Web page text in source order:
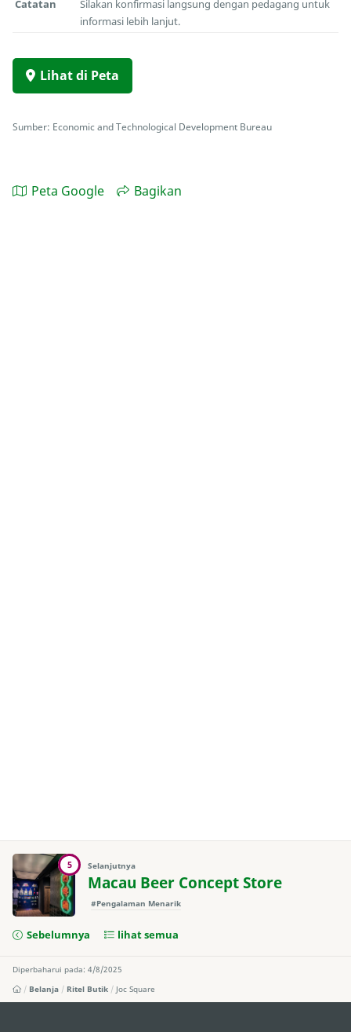
Catatan
Silakan konfirmasi langsung dengan pedagang untuk
informasi lebih lanjut.
Lihat di Peta
Sumber: Economic and Technological Development Bureau
Peta Google Bagikan
5 Selanjutnya
Macau Beer Concept Store
#Pengalaman Menarik
Sebelumnya lihat semua
Diperbaharui pada: 4/8/2025
Belanja
Ritel Butik Joc Square